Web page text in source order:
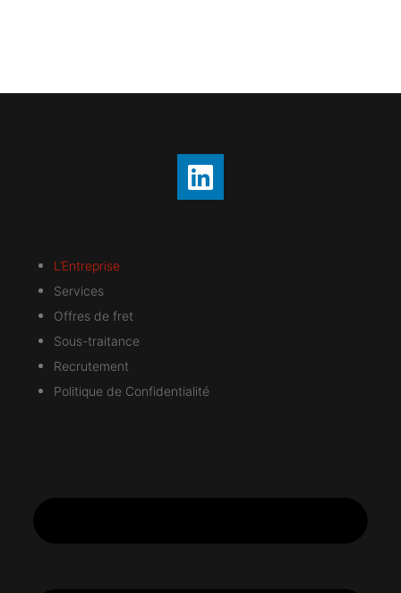
L’Entreprise
Services
Offres de fret
Sous-traitance
Recrutement
Politique de Confidentialité